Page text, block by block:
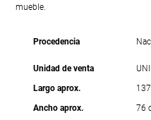
mueble.
Procedencia
Unidad de venta
Largo aprox.
Ancho aprox.
76